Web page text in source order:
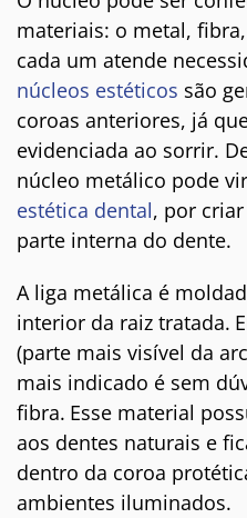
materiais: o metal,
cada um atende
núcleos estéticos são
coroas anteriores, já
evidenciada ao sorrir.
núcleo metálico pode
estética dental, por
parte interna do dente.
A liga metálica é
interior da raiz tratada.
(parte mais visível da
mais indicado é sem
fibra. Esse material
aos dentes naturais e
dentro da coroa
ambientes iluminados.